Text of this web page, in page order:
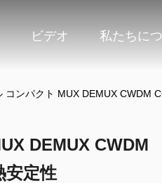
ビデオ 私たちに
コンパクト MUX DEMUX CWDM
DEMUX CWDM
安定性